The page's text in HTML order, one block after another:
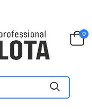
0